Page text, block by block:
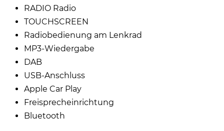
RADIO Radio
TOUCHSCREEN
Radiobedienung am Lenkrad
MP3-Wiedergabe
DAB
USB-Anschluss
Apple Car Play
Freisprecheinrichtung
Bluetooth